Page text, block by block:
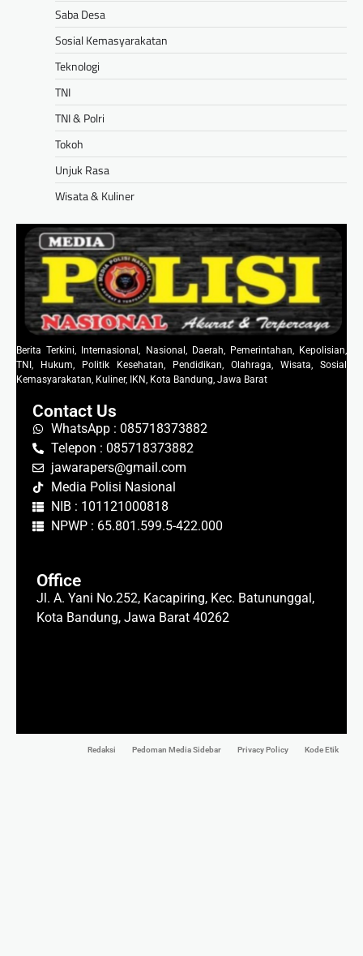
Saba Desa
Sosial Kemasyarakatan
Teknologi
TNI
TNI & Polri
Tokoh
Unjuk Rasa
Wisata & Kuliner
Berita Terkini, Internasional, Nasional, Daerah, Pemerintahan, Kepolisian,
TNI, Hukum, Politik Kesehatan, Pendidikan, Olahraga, Wisata, Sosial
Kemasyarakatan, Kuliner, IKN, Kota Bandung, Jawa Barat
Contact Us
WhatsApp : 085718373882
Telepon : 085718373882
jawarapers@gmail.com
Media Polisi Nasional
NIB : 101121000818
NPWP : 65.801.599.5-422.000
Office
Jl. A. Yani No.252, Kacapiring, Kec. Batununggal,
Kota Bandung, Jawa Barat 40262
Redaksi Pedoman Media Sidebar Privacy Policy Kode Etik